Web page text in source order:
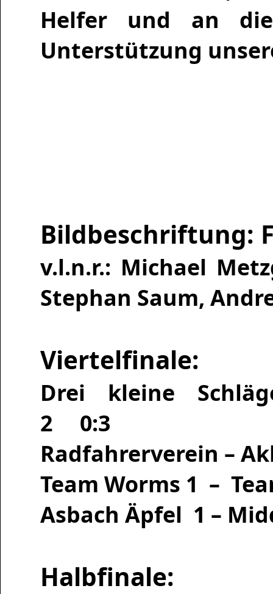
Helfer und an
Unterstützung
Bildbeschriftung:
v.l.n.r.: Michael
Stephan Saum,
Viertelfinale:
Drei kleine
2 0:3
Team Worms
Asbach Äpfel 1
Halbfinale: